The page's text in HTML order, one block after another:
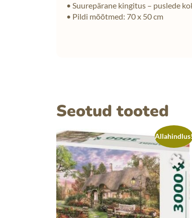
• Suurepärane kingitus – puslede
• Pildi mõõtmed: 70 x 50 cm
Seotud tooted